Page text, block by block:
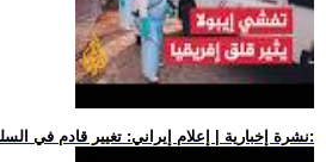
.. نشرة إخبارية | إعلام إيراني: تغيير قادم في السلطة.. والعراق: